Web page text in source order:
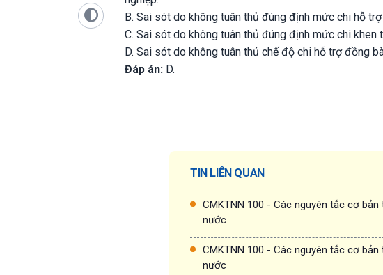
B. Sai sót do không tuân thủ đúng định mức chi hỗ
C. Sai sót do không tuân thủ đúng định mức chi
D. Sai sót do không tuân thủ chế độ chi hỗ trợ đồng
Đáp án: D.
TIN LIÊN QUAN
CMKTNN 100 - Các nguyên tắc cơ
nước
CMKTNN 100 - Các nguyên tắc cơ
nước